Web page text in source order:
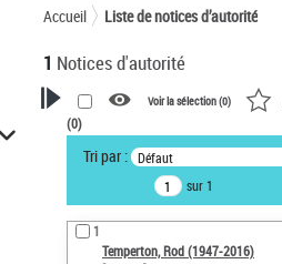
Accueil Liste de notices d’autorité
1 Notices d'autorité
VOTRE RECHERCHE
Recherche avancée dans les
notices d’autorité
Œuvres liées à l'auteur :
Temperton, Rod (1947-2016)
Voir la sélection (0)
(0)
Tri par : Défaut
sur 1
1
Temperton, Rod (1947-2016)